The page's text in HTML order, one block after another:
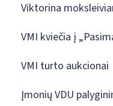
Viktorina
VMI kviečia į
VMI turto aukcionai
Įmonių VDU